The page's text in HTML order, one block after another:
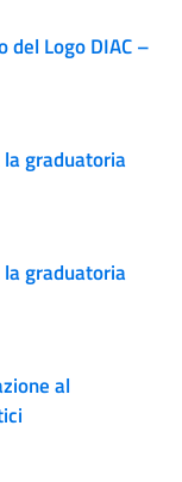
Logo DIAC –
graduatoria
graduatoria
al